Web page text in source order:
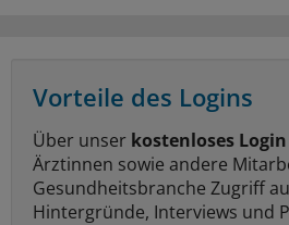
Vorteile des Logins
Über unser kostenloses Login
Ärztinnen sowie andere
Gesundheitsbranche Zugriff
Hintergründe, Interviews und